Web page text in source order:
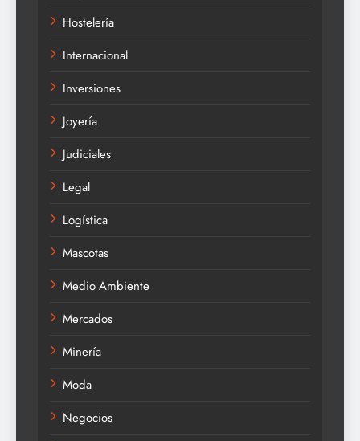
Hostelería
Internacional
Inversiones
Joyería
Judiciales
Legal
Logística
Mascotas
Medio Ambiente
Mercados
Minería
Moda
Negocios